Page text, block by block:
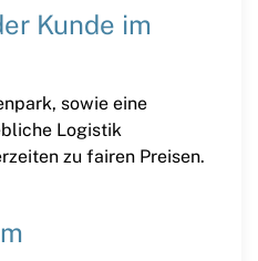
Kunde im
sowie eine
Logistik
zu fairen Preisen.